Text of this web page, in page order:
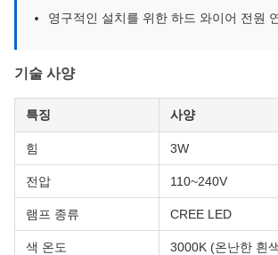
영구적인 설치를 위한 하드 와이어 전원
기술 사양
특징 사양
힘 3W
전압 110~240V
램프 종류 CREE LED
색 온도 3000K (온난한 흰